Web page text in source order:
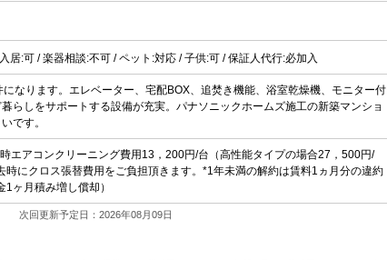
居:可 / 楽器相談:不可 / ペット:対応 / 子供:可 / 保証人代行:必加入
なります。エレベーター、宅配BOX、追焚き機能、浴室乾燥機、モニター付
らしをサポートする設備が充実。パナソニックホームズ施工の新築マンショ
です。
エアコンクリーニング費用13，200円/台（高性能タイプの場合27，500円/
時にクロス張替費用をご負担頂きます。*1年未満の解約は賃料1ヵ月分の違約
ヶ月積み増し償却）
次回更新予定日：2026年08月09日